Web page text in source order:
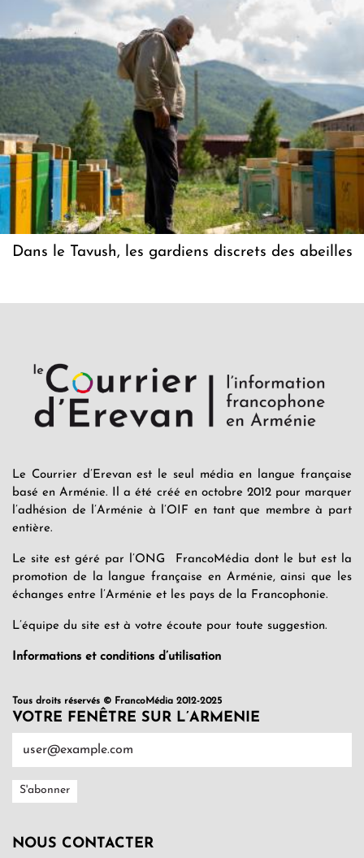
Dans le Tavush, les gardiens discrets des abeilles
Le Courrier d’Erevan est le seul média en langue française
basé en Arménie. Il a été créé en octobre 2012 pour marquer
l’adhésion de l’Arménie à l’OIF en tant que membre à part
entière.
Le site est géré par l’ONG FrancoMédia dont le but est la
promotion de la langue française en Arménie, ainsi que les
échanges entre l’Arménie et les pays de la Francophonie.
L’équipe du site est à votre écoute pour toute suggestion.
Informations et conditions d’utilisation
Tous droits réservés © FrancoMédia 2012-2025
VOTRE FENÊTRE SUR L’ARMENIE
NOUS CONTACTER